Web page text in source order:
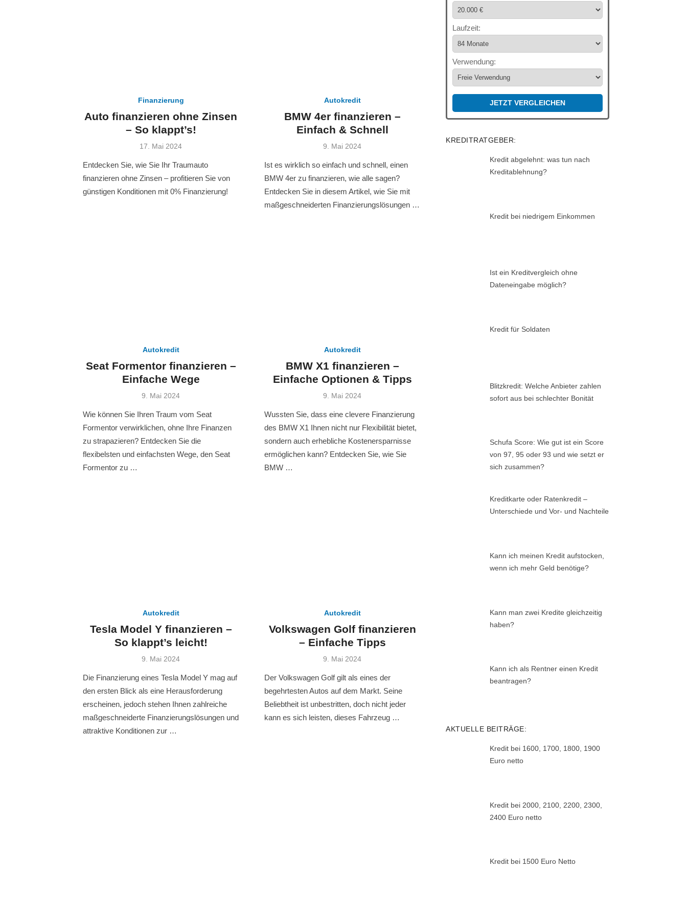
Finanzierung
Auto finanzieren ohne Zinsen
– So klappt’s!
Veröffentlicht
17. Mai 2024
Entdecken Sie, wie Sie Ihr Traumauto
finanzieren ohne Zinsen – profitieren Sie von
günstigen Konditionen mit 0% Finanzierung!
Autokredit
BMW 4er finanzieren –
Einfach & Schnell
Veröffentlicht
9. Mai 2024
Ist es wirklich so einfach und schnell, einen
BMW 4er zu finanzieren, wie alle sagen?
Entdecken Sie in diesem Artikel, wie Sie mit
maßgeschneiderten Finanzierungslösungen …
Autokredit
Seat Formentor finanzieren –
Einfache Wege
Veröffentlicht
9. Mai 2024
Wie können Sie Ihren Traum vom Seat
Formentor verwirklichen, ohne Ihre Finanzen
zu strapazieren? Entdecken Sie die
flexibelsten und einfachsten Wege, den Seat
Formentor zu …
Autokredit
BMW X1 finanzieren –
Einfache Optionen & Tipps
Veröffentlicht
9. Mai 2024
Wussten Sie, dass eine clevere Finanzierung
des BMW X1 Ihnen nicht nur Flexibilität bietet,
sondern auch erhebliche Kostenersparnisse
ermöglichen kann? Entdecken Sie, wie Sie
BMW …
Autokredit
Tesla Model Y finanzieren –
So klappt’s leicht!
Veröffentlicht
9. Mai 2024
Die Finanzierung eines Tesla Model Y mag auf
den ersten Blick als eine Herausforderung
erscheinen, jedoch stehen Ihnen zahlreiche
maßgeschneiderte Finanzierungslösungen und
attraktive Konditionen zur …
Autokredit
Volkswagen Golf finanzieren
– Einfache Tipps
Veröffentlicht
9. Mai 2024
Der Volkswagen Golf gilt als eines der
begehrtesten Autos auf dem Markt. Seine
Beliebtheit ist unbestritten, doch nicht jeder
kann es sich leisten, dieses Fahrzeug …
Laufzeit:
Verwendung:
JETZT VERGLEICHEN
KREDITRATGEBER:
Kredit abgelehnt: was tun nach
Kreditablehnung?
Kredit bei niedrigem Einkommen
Ist ein Kreditvergleich ohne
Dateneingabe möglich?
Kredit für Soldaten
Blitzkredit: Welche Anbieter zahlen
sofort aus bei schlechter Bonität
Schufa Score: Wie gut ist ein Score
von 97, 95 oder 93 und wie setzt er
sich zusammen?
Kreditkarte oder Ratenkredit –
Unterschiede und Vor- und Nachteile
Kann ich meinen Kredit aufstocken,
wenn ich mehr Geld benötige?
Kann man zwei Kredite gleichzeitig
haben?
Kann ich als Rentner einen Kredit
beantragen?
AKTUELLE BEITRÄGE:
Kredit bei 1600, 1700, 1800, 1900
Euro netto
Kredit bei 2000, 2100, 2200, 2300,
2400 Euro netto
Kredit bei 1500 Euro Netto